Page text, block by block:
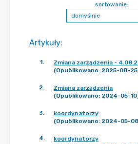
Artykuły:
sortowanie:
1.
Zmiana zarządzenia -
(Opublikowano: 2025-08-
2.
Zmiana zarządzenia
(Opublikowano: 2024-05-
3.
koordynatorzy
(Opublikowano: 2024-05-
4.
koordynatorzy